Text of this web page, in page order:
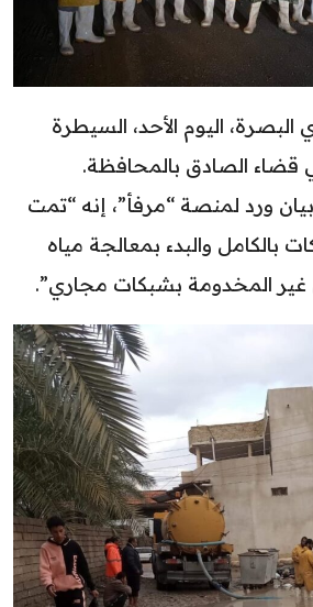
اليوم الأحد، السيطرة
قضاء الصادق بالمحافظة.
ورد لمنصة “مرفأ”، إنه “تمت
بالكامل والبدء بمعالجة مياه
غير المخدومة بشبكات مجاري”.